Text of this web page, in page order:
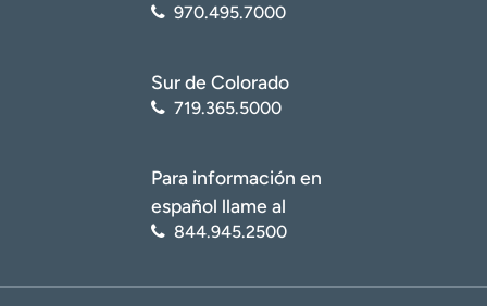
970.495.7000
Sur de Colorado
719.365.5000
Para información en
español llame al
844.945.2500